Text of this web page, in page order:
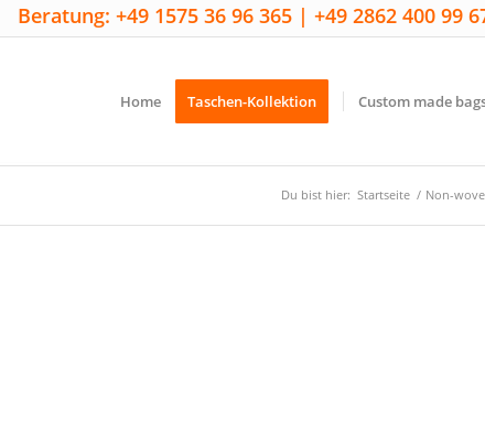
Beratung: +49 1575 36 96 365 | +49 2862 400 99
Home Taschen-Kollektion Custom made
Du bist hier: Startseite / Non-